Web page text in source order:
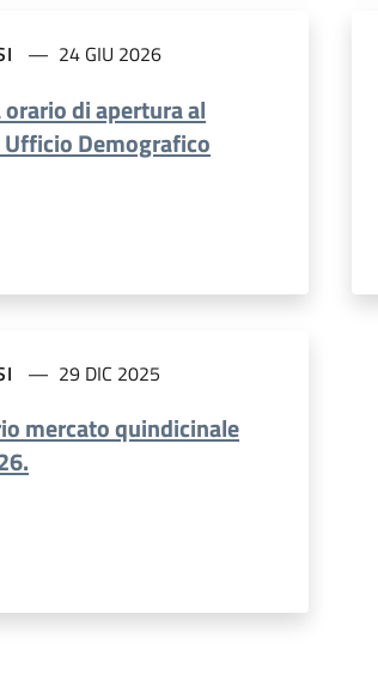
24 GIU 2026
di apertura al
Demografico
29 DIC 2025
mercato quindicinale